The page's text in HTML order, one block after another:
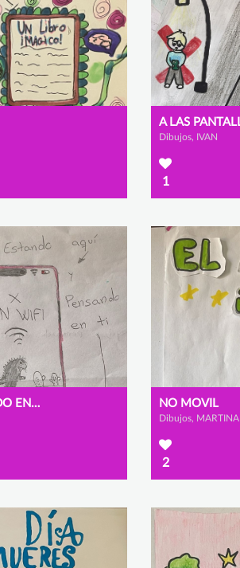
Dibujos, IVAN
1
ESTANDO AQUI Y PENSANDO EN TI NO MOVIL
Dibujos, MARTINA
2